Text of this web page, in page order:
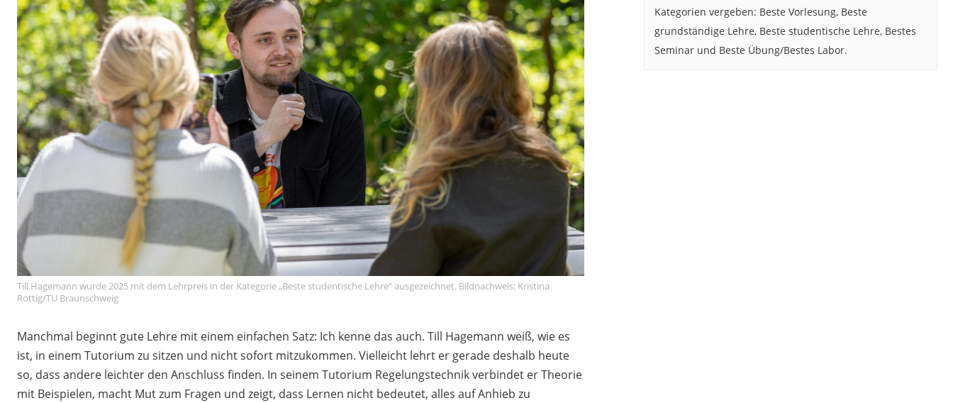
Till Hagemann wurde 2025 mit dem Lehrpreis in der Kategorie „Beste studentische Lehre“ ausgezeichnet. Bildnachweis: Kristina
Rottig/TU Braunschweig
Manchmal beginnt gute Lehre mit einem einfachen Satz: Ich kenne das auch. Till Hagemann weiß, wie es
ist, in einem Tutorium zu sitzen und nicht sofort mitzukommen. Vielleicht lehrt er gerade deshalb heute
so, dass andere leichter den Anschluss finden. In seinem Tutorium Regelungstechnik verbindet er Theorie
mit Beispielen, macht Mut zum Fragen und zeigt, dass Lernen nicht bedeutet, alles auf Anhieb zu
Kategorien vergeben: Beste Vorlesung, Beste
grundständige Lehre, Beste studentische Lehre, Bestes
Seminar und Beste Übung/Bestes Labor.